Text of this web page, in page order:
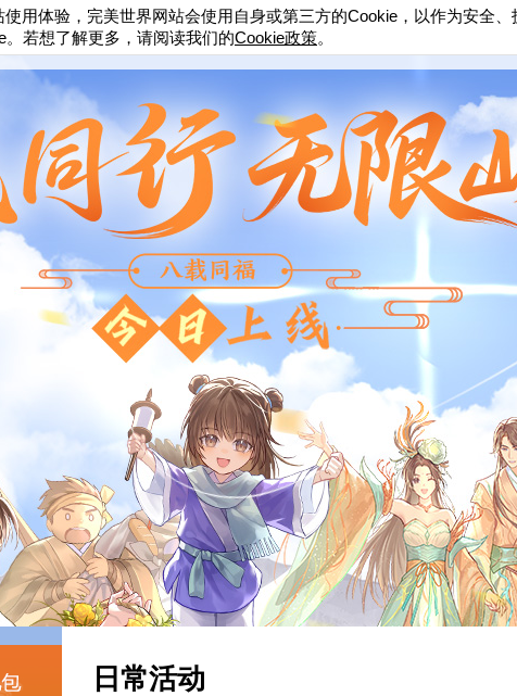
首页 游戏资讯 新手指南
日常活动
用体验，完美世界网站会使用自身或第三方的Cookie ，以作为安全
。若想了解更多，请阅读我们的Cookie政策。